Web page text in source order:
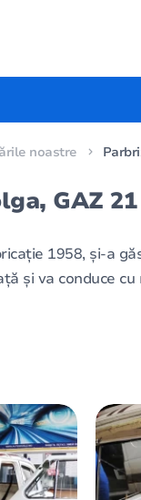
noastre
GAZ 21
1958, și-a
și va conduce